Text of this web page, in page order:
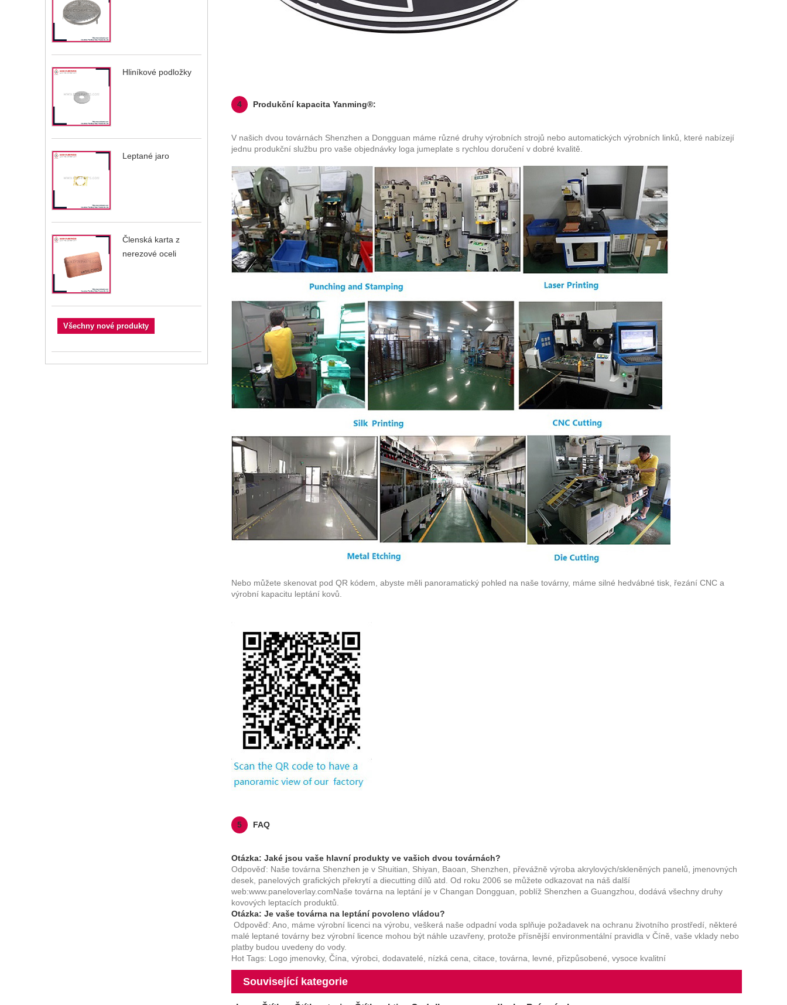
Hliníkové podložky
Leptané jaro
Členská karta z
nerezové oceli
Všechny nové produkty
4 Produkční kapacita Yanming®:
V našich dvou továrnách Shenzhen a Dongguan máme různé druhy výrobních strojů nebo automatických výrobních linků, které nabízejí
jednu produkční službu pro vaše objednávky loga jumeplate s rychlou doručení v dobré kvalitě.
Nebo můžete skenovat pod QR kódem, abyste měli panoramatický pohled na naše továrny, máme silné hedvábné tisk, řezání CNC a
výrobní kapacitu leptání kovů.
5 FAQ
Otázka: Jaké jsou vaše hlavní produkty ve vašich dvou továrnách?
Odpověď: Naše továrna Shenzhen je v Shuitian, Shiyan, Baoan, Shenzhen, převážně výroba akrylových/skleněných panelů, jmenovných
desek, panelových grafických překrytí a diecutting dílů atd. Od roku 2006 se můžete odkazovat na náš další
web:www.paneloverlay.comNaše továrna na leptání je v Changan Dongguan, poblíž Shenzhen a Guangzhou, dodává všechny druhy
kovových leptacích produktů.
Otázka: Je vaše továrna na leptání povoleno vládou?
Odpověď: Ano, máme výrobní licenci na výrobu, veškerá naše odpadní voda splňuje požadavek na ochranu životního prostředí, některé
malé leptané továrny bez výrobní licence mohou být náhle uzavřeny, protože přísnější environmentální pravidla v Číně, vaše vklady nebo
platby budou uvedeny do vody.
Hot Tags: Logo jmenovky, Čína, výrobci, dodavatelé, nízká cena, citace, továrna, levné, přizpůsobené, vysoce kvalitní
Související kategorie